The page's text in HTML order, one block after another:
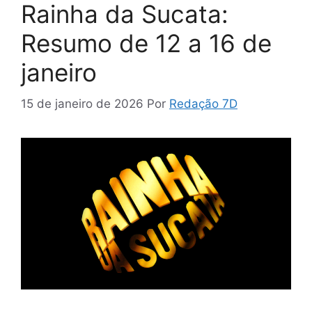
Rainha da Sucata:
Resumo de 12 a 16 de
janeiro
15 de janeiro de 2026 Por Redação 7D